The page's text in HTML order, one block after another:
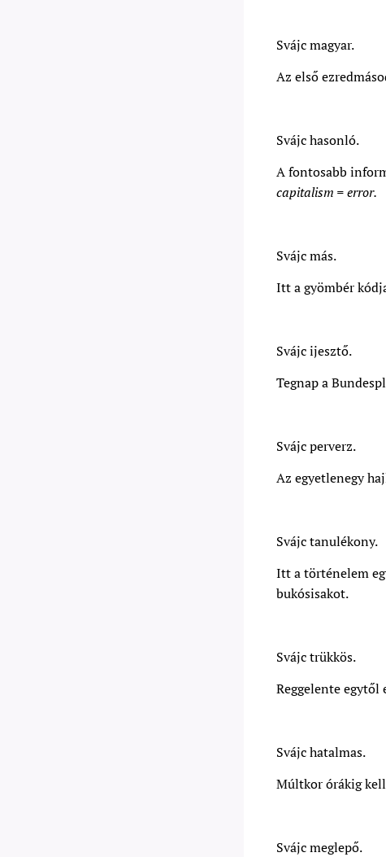
Svájc magyar.
Az első
Svájc hasonló.
A fontosabb
capitalism = error.
Svájc más.
Itt a gyömbér
Svájc ijesztő.
Tegnap a
Svájc perverz.
Az egyetlenegy
Svájc tanulékony.
Itt a történelem
bukósisakot.
Svájc trükkös.
Reggelente
Svájc hatalmas.
Múltkor órákig
Svájc meglepő.